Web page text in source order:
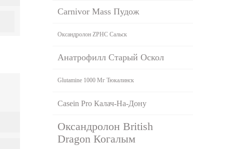
Carnivor Mass Пудож
Оксандролон ZPHC Сальск
Анатрофилл Старый Оскол
Glutamine 1000 Мг Тюкалинск
Casein Pro Калач-На-Дону
Оксандролон British
Dragon Когалым